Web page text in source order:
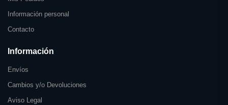
Información personal
Contacto
Información
Envíos
Cambios y/o Devoluciones
Aviso Legal